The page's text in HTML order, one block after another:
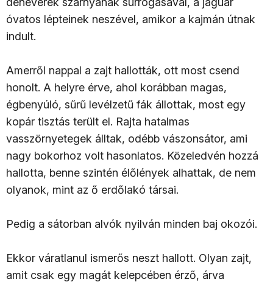
óvatos lépteinek neszével, amikor a kajmán útnak
indult.
Amerről nappal a zajt hallották, ott most csend
honolt. A helyre érve, ahol korábban magas,
égbenyúló, sűrű levélzetű fák állottak, most egy
kopár tisztás terült el. Rajta hatalmas
vasszörnyetegek álltak, odébb vászonsátor, ami
nagy bokorhoz volt hasonlatos. Közeledvén hozzá
hallotta, benne szintén élőlények alhattak, de nem
olyanok, mint az ő erdőlakó társai.
Pedig a sátorban alvók nyilván minden baj okozói.
Ekkor váratlanul ismerős neszt hallott. Olyan zajt,
amit csak egy magát kelepcében érző, árva